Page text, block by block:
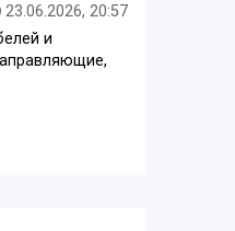
23.06.2026, 20:57
и